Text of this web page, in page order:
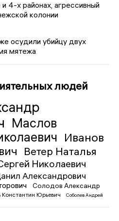
4-х районах, агрессивный
колонии
осудили убийцу двух
мятежа
людей
Маслов
Иванов
Ветер Наталья
Николаевич
Александрович
Солодов Александр
Константин Юрьевич
Соболев Андрей